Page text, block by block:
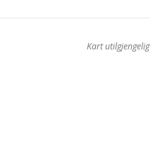
Kart utilgjengelig